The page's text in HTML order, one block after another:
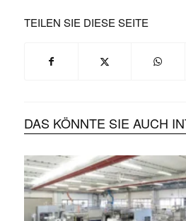
TEILEN SIE DIESE SEITE
DAS KÖNNTE SIE AUCH